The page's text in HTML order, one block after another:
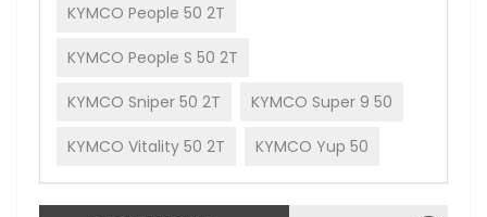
KYMCO People 50 2T
KYMCO People S 50 2T
KYMCO Sniper 50 2T KYMCO Super 9 50
KYMCO Vitality 50 2T KYMCO Yup 50